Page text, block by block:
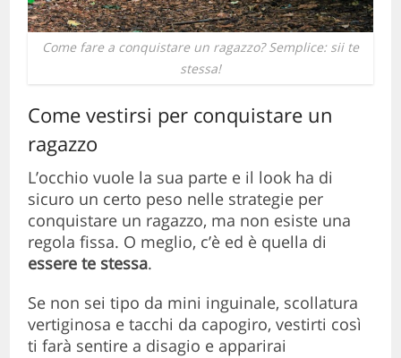
Come fare a conquistare un ragazzo? Semplice: sii te
stessa!
Come vestirsi per conquistare un
ragazzo
L’occhio vuole la sua parte e il look ha di
sicuro un certo peso nelle strategie per
conquistare un ragazzo, ma non esiste una
regola fissa. O meglio, c’è ed è quella di
essere te stessa.
Se non sei tipo da mini inguinale, scollatura
vertiginosa e tacchi da capogiro, vestirti così
ti farà sentire a disagio e apparirai